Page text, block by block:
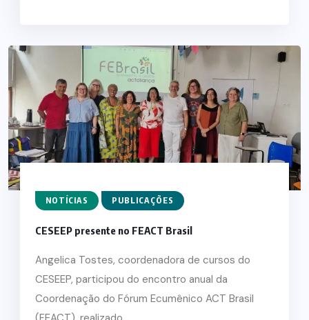
NOTÍCIAS PUBLICAÇÕES
CESEEP presente no FEACT Brasil
Angelica Tostes, coordenadora de cursos do
CESEEP, participou do encontro anual da
Coordenação do Fórum Ecumênico ACT Brasil